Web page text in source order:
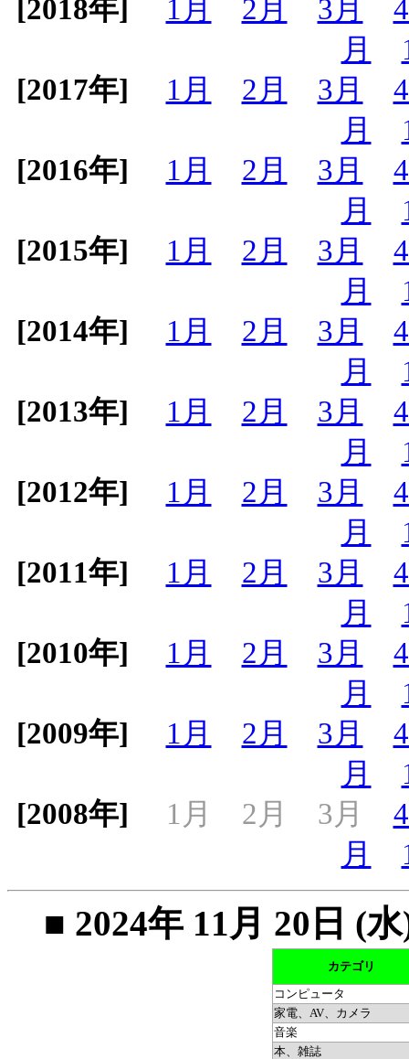
[2018年] 1月 2月 3月
月
[2017年]
1月 2月 3月
月
[2016年]
1月 2月 3月
月
[2015年]
1月 2月 3月
月
[2014年]
1月 2月 3月
月
[2013年]
1月 2月 3月
月
[2012年]
1月 2月 3月
月
[2011年]
1月 2月 3月
月
[2010年]
1月 2月 3月
月
[2009年]
1月 2月 3月
月
[2008年]
1月 2月 3月
月
■ 2024年 11月 20日 (
カテゴリ
コンピュータ
家電、AV、カメラ
音楽
本、雑誌